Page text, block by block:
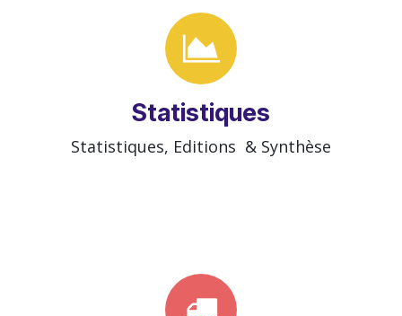
Statistiques
Statistiques, Editions & Synthèse